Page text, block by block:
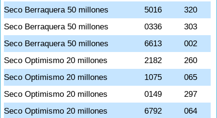
Seco Berraquera 50 millones
5016
320
Seco Berraquera 50 millones
0336
303
Seco Berraquera 50 millones
6613
002
Seco Optimismo 20 millones
2182
260
Seco Optimismo 20 millones
1075
065
Seco Optimismo 20 millones
0149
297
Seco Optimismo 20 millones
6792 064